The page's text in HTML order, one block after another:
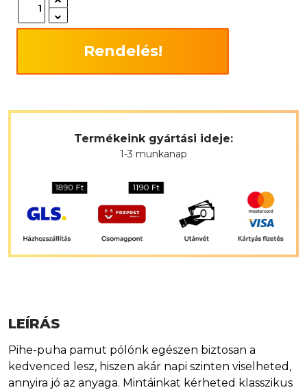
Rendelés!
Termékeink gyártási ideje:
1-3 munkanap
LEÍRÁS
Pihe-puha pamut pólónk egészen biztosan a
kedvenced lesz, hiszen akár napi szinten viselheted,
annyira jó az anyaga. Mintáinkat kérheted klasszikus